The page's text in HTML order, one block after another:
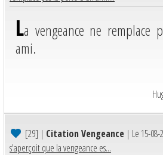
La vengeance ne remplace
ami.
[29] | Citation Vengeance | Le 15-08-
s'aperçoit que la vengeance es...